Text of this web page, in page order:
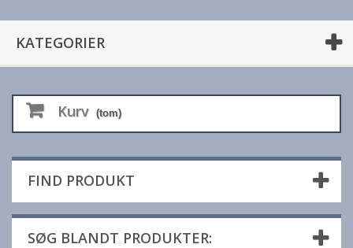
KATEGORIER
Kurv (tom)
FIND PRODUKT
SØG BLANDT PRODUKTER: